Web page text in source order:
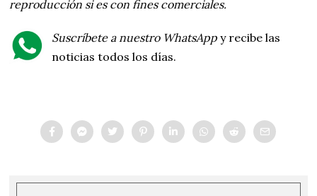
reproducción si es con fines comerciales.
Suscríbete a nuestro WhatsApp y recibe las
noticias todos los días.